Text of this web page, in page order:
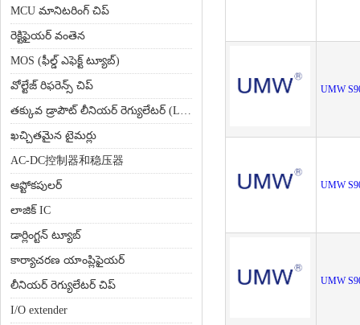
MCU మానిటరింగ్ చిప్
రెక్టిఫైయర్ వంతెన
MOS (ఫీల్డ్ ఎఫెక్ట్ ట్యూబ్)
వోల్టేజ్ రిఫరెన్స్ చిప్
తక్కువ డ్రాపౌట్ లీనియర్ రెగ్యులేటర్ (LDO)
ఖచ్చితమైన టైమర్లు
AC-DC控制器和稳压器
ఆప్టోకపులర్
లాజిక్ IC
డార్లింగ్టన్ ట్యూబ్
కార్యాచరణ యాంప్లిఫైయర్
లీనియర్ రెగ్యులేటర్ చిప్
I/O extender
UMW
UMW
UMW